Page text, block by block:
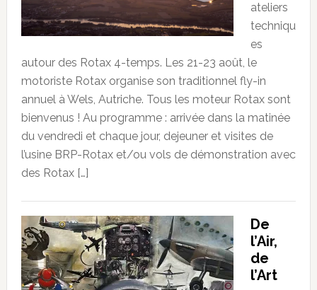
ateliers
techniqu
es
autour des Rotax 4-temps. Les 21-23 août, le
motoriste Rotax organise son traditionnel fly-in
annuel à Wels, Autriche. Tous les moteur Rotax sont
bienvenus ! Au programme : arrivée dans la matinée
du vendredi et chaque jour, dejeuner et visites de
l’usine BRP-Rotax et/ou vols de démonstration avec
des Rotax […]
De
l’Air,
de
l’Art